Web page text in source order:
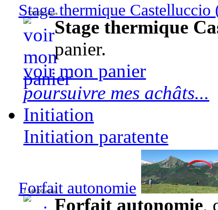
Stage thermique Castelluccio
570,00 euros
Stage thermique
panier.
voir mon panier
poursuivre mes achâts...
Initiation
Initiation paratente
Forfait autonomie
1 340,00 euros
Forfait autonomie,